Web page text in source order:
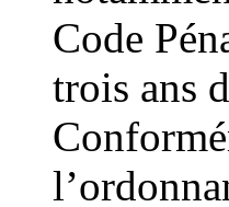
Code
trois ans